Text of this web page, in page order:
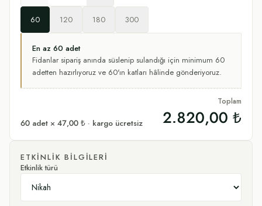
60 120 180 300
En az 60 adet
Fidanlar sipariş anında süslenip sulandığı için minimum 60
adetten hazırlıyoruz ve 60'ın katları hâlinde gönderiyoruz.
60 adet × 47,00 ₺ · kargo ücretsiz
Toplam
2.820,00 ₺
ETKINLIK BILGILERI
Etkinlik türü